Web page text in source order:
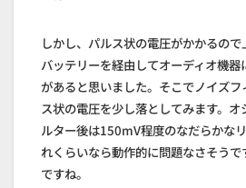
しかし、パルス状の電圧がかかるので
バッテリーを経由してオーディオ機
があると思いました。そこでノイズ
ス状の電圧を少し落としてみます。オ
ルター後は150mV程度のなだらかな
れくらいなら動作的に問題なさそう
ですね。